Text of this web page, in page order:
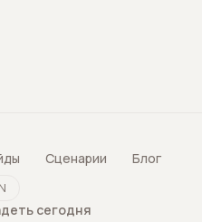
Сценарии Блог
сегодня